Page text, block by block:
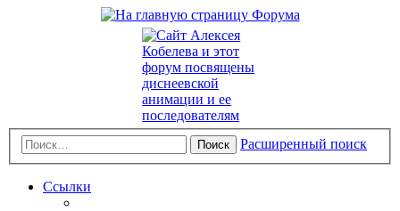
Поиск Расширенный поиск
Ссылки